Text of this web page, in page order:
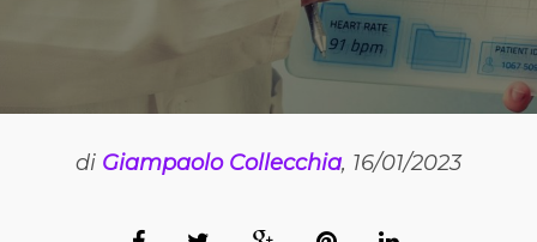
di Giampaolo Collecchia, 16/01/2023